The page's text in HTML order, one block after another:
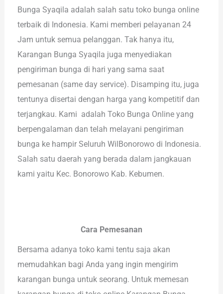
Bunga Syaqila adalah salah satu toko bunga online
terbaik di Indonesia. Kami memberi pelayanan 24
Jam untuk semua pelanggan. Tak hanya itu,
Karangan Bunga Syaqila juga menyediakan
pengiriman bunga di hari yang sama saat
pemesanan (same day service). Disamping itu, juga
tentunya disertai dengan harga yang kompetitif dan
terjangkau. Kami adalah Toko Bunga Online yang
berpengalaman dan telah melayani pengiriman
bunga ke hampir Seluruh WilBonorowo di Indonesia.
Salah satu daerah yang berada dalam jangkauan
kami yaitu Kec. Bonorowo Kab. Kebumen.
Cara Pemesanan
Bersama adanya toko kami tentu saja akan
memudahkan bagi Anda yang ingin mengirim
karangan bunga untuk seorang. Untuk memesan